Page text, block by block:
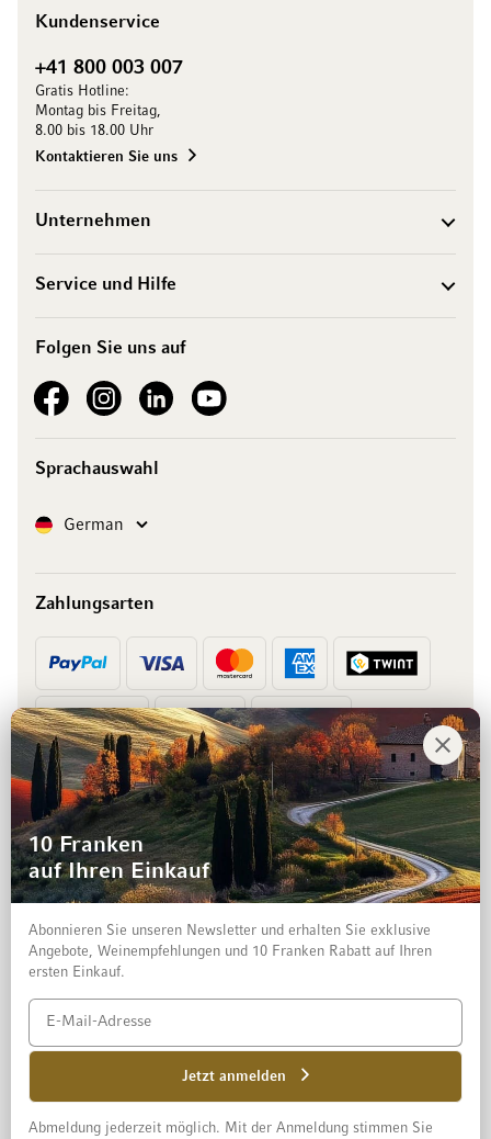
Kundenservice
+41 800 003 007
Gratis Hotline:
Montag bis Freitag,
8.00 bis 18.00 Uhr
Kontaktieren Sie uns
Unternehmen
Service und Hilfe
Folgen Sie uns auf
See our FacebookSee our Instagram account
See our LinkedInSee our YouTube channel
Sprachauswahl
SpracheGerman
Zahlungsarten
Vorkasse Rechnung
© 2026 Mövenpick Wein Schweiz AG
Datenschutz und Disclaimer
10 Franken
auf Ihren Einkauf
Abonnieren Sie unseren Newsletter und erhalten Sie exklusive
Angebote, Weinempfehlungen und 10 Franken Rabatt auf Ihren
ersten Einkauf.
Jetzt anmelden
Abmeldung jederzeit möglich. Mit der Anmeldung stimmen Sie